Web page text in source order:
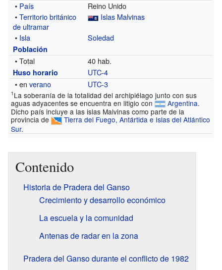
• País
Reino Unido
•Territorio británico
de ultramar
Islas Malvinas
• Isla Soledad
Población
• Total 40 hab.
Huso horario
UTC-4
• enverano UTC-3
1 La soberanía de la totalidad del archipiélago junto con sus
aguas adyacentes se encuentra en litigio con
Argentina.
Dicho país incluye a las islas Malvinas como parte de la
provincia de
Tierra del Fuego, Antártida e Islas del Atlántico
Sur.
Contenido
Historia de Pradera del Ganso
Crecimiento y desarrollo económico
La escuela y la comunidad
Antenas de radar en la zona
Pradera del Ganso durante el conflicto de 1982